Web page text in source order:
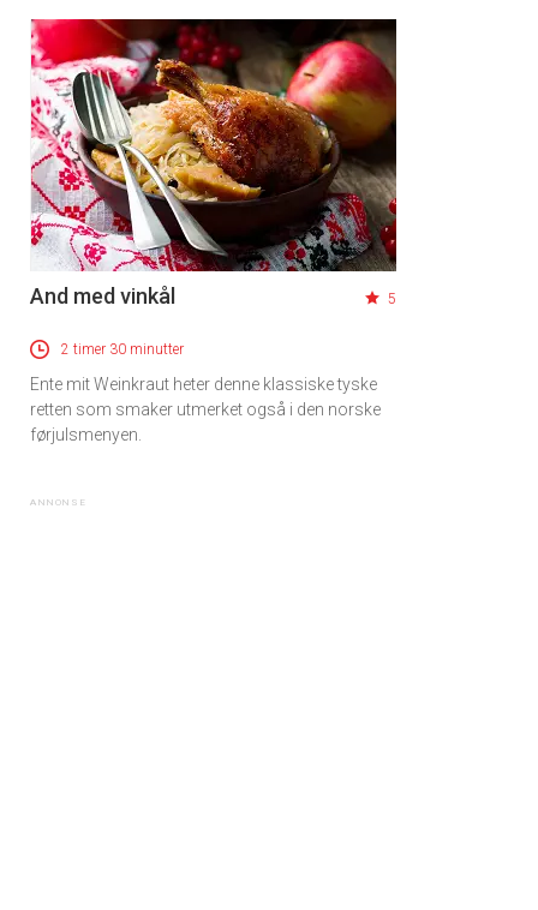
And med vinkål 5
2 timer 30 minutter
Ente mit Weinkraut heter denne klassiske tyske
retten som smaker utmerket også i den norske
førjulsmenyen.